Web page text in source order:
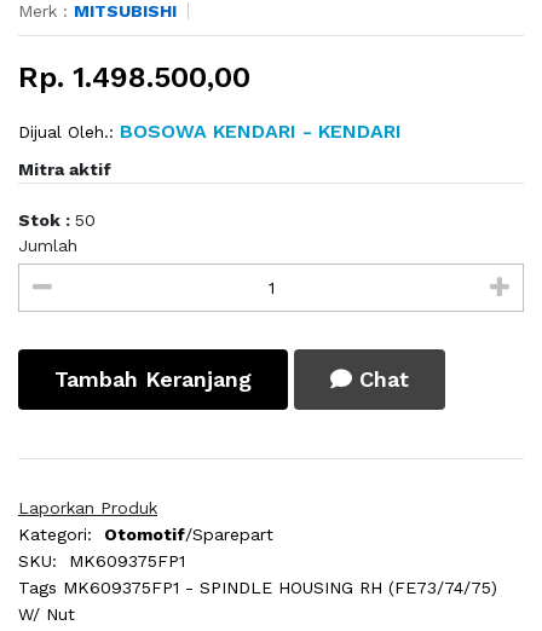
Merk : MITSUBISHI
Rp. 1.498.500,00
Dijual Oleh.: BOSOWA KENDARI - KENDARI
Mitra aktif
Stok : 50
Jumlah
Tambah Keranjang Chat
Laporkan Produk
Kategori:
Otomotif/Sparepart
SKU:
MK609375FP1
Tags MK609375FP1 - SPINDLE HOUSING RH (FE73/74/75)
W/ Nut